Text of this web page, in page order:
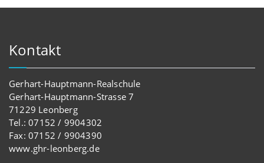
Kontakt
Gerhart-Hauptmann-Realschule
Gerhart-Hauptmann-Strasse 7
71229 Leonberg
Tel.: 07152 / 9904302
Fax: 07152 / 9904390
www.ghr-leonberg.de